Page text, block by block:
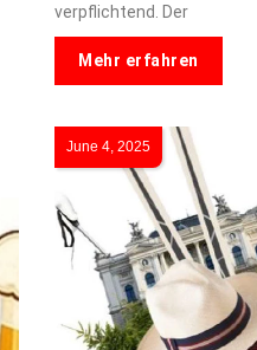
verpflichtend. Der
Mehr erfahren
June 4, 2025